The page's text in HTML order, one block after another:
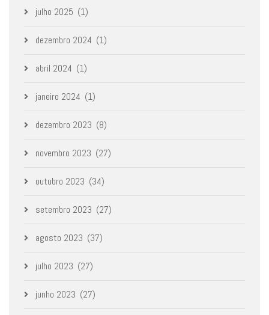
julho 2025 (1)
dezembro 2024 (1)
abril 2024 (1)
janeiro 2024 (1)
dezembro 2023 (8)
novembro 2023 (27)
outubro 2023 (34)
setembro 2023 (27)
agosto 2023 (37)
julho 2023 (27)
junho 2023 (27)